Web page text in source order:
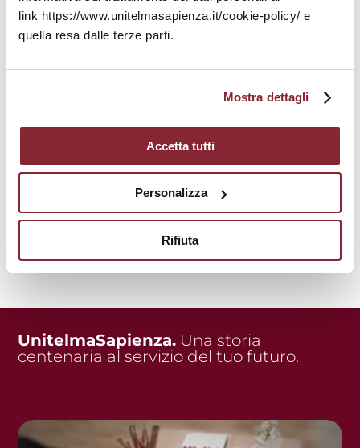
link https://www.unitelmasapienza.it/cookie-policy/ e
quella resa dalle terze parti.
Mostra dettagli
Accetta tutti
Personalizza
Rifiuta
UnitelmaSapienza. Una storia
centenaria al servizio del tuo futuro.